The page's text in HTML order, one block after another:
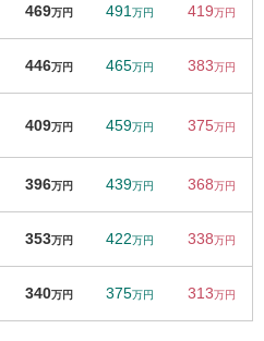
469万円 491 万円 419万円
446万円 465万円 383万円
409万円 459万円 375万円
396万円 439万円 368万円
353万円 422万円 338万円
340万円 375万円 313万円